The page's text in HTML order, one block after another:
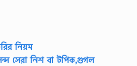
নিয়ম
সেরা নিশ বা টপিক,গুগল